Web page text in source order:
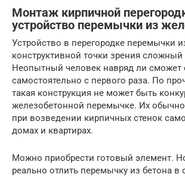
Монтаж кирпичной
устройство перемычки из
Устройство в перегородке перемычки
конструктивной точки зрения сложный
Неопытный человек навряд ли сможет
самостоятельно с первого раза. По
такая конструкция не может быть
железобетонной перемычке. Их
при возведении кирпичных стенок
домах и квартирах.
Можно приобрести готовый элемент.
реально отлить перемычку из бетона в